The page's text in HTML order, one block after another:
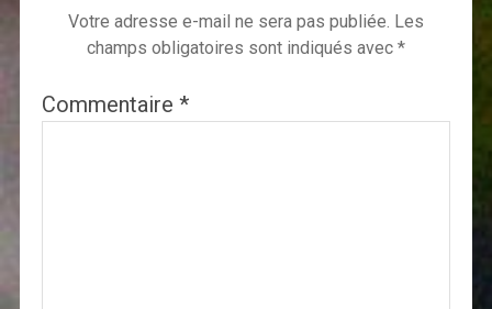
Votre adresse e-mail ne sera pas publiée. Les
champs obligatoires sont indiqués avec *
Commentaire *